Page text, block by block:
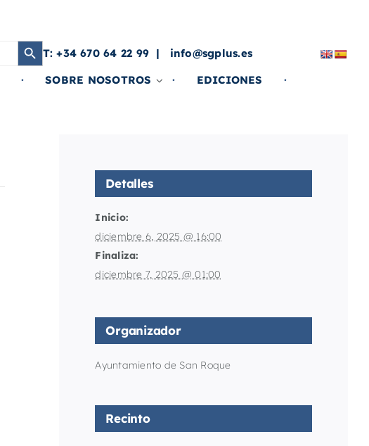
Botón de búsqueda
T: +34 670 64 22 99
info@sgplus.es
SOBRE NOSOTROS EDICIONES
Detalles
Inicio:
diciembre 6, 2025 @ 16:00
Finaliza:
diciembre 7, 2025 @ 01:00
Organizador
Ayuntamiento de San Roque
Recinto